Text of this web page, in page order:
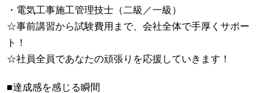
・電気工事施工管理技士（二級／一級）
☆事前講習から試験費用まで、会社全体で手厚くサポー
ト！
☆社員全員であなたの頑張りを応援していきます！
■達成感を感じる瞬間